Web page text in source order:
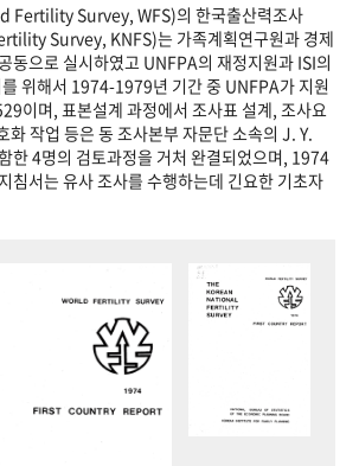
Fertility Survey, WFS)의 한국출산력조사
Survey, KNFS)는 가족계획연구원과 경제
동으로 실시하였고 UNFPA의 재정지원과 ISI의
위해서 1974-1979년 기간 중 UNFPA가 지원
이며, 표본설계 과정에서 조사표 설계, 조사요
화 작업 등은 동 조사본부 자문단 소속의 J. Y.
한 4명의 검토과정을 거처 완결되었으며, 1974
침서는 유사 조사를 수행하는데 긴요한 기초자